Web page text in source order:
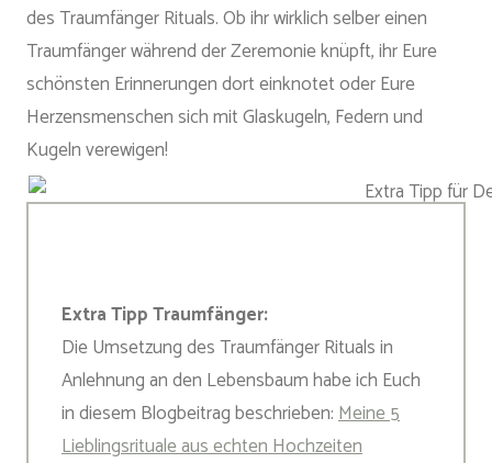
des Traumfänger Rituals. Ob ihr wirklich selber einen
Traumfänger während der Zeremonie knüpft, ihr Eure
schönsten Erinnerungen dort einknotet oder Eure
Herzensmenschen sich mit Glaskugeln, Federn und
Kugeln verewigen!
Extra Tipp Traumfänger:
Die Umsetzung des Traumfänger Rituals in
Anlehnung an den Lebensbaum habe ich Euch
in diesem Blogbeitrag beschrieben:Meine 5
Lieblingsrituale aus echten Hochzeiten